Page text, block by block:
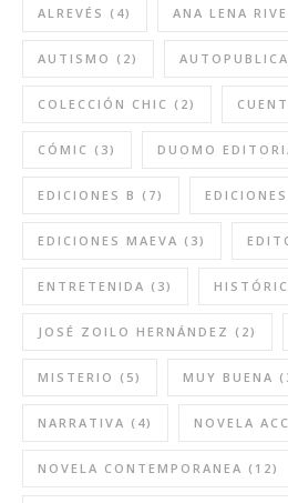
ALREVÉS (4) ANA LENA
AUTISMO (2)
COLECCIÓN CHIC (2)
CÓMIC (3) DUOMO
EDICIONES B (7)
EDICIONES MAEVA (3)
ENTRETENIDA (3)
JOSÉ ZOILO HERNÁNDEZ (2)
MISTERIO (5) MUY BUENA
NARRATIVA (4) NOVELA
NOVELA CONTEMPORANEA (12)